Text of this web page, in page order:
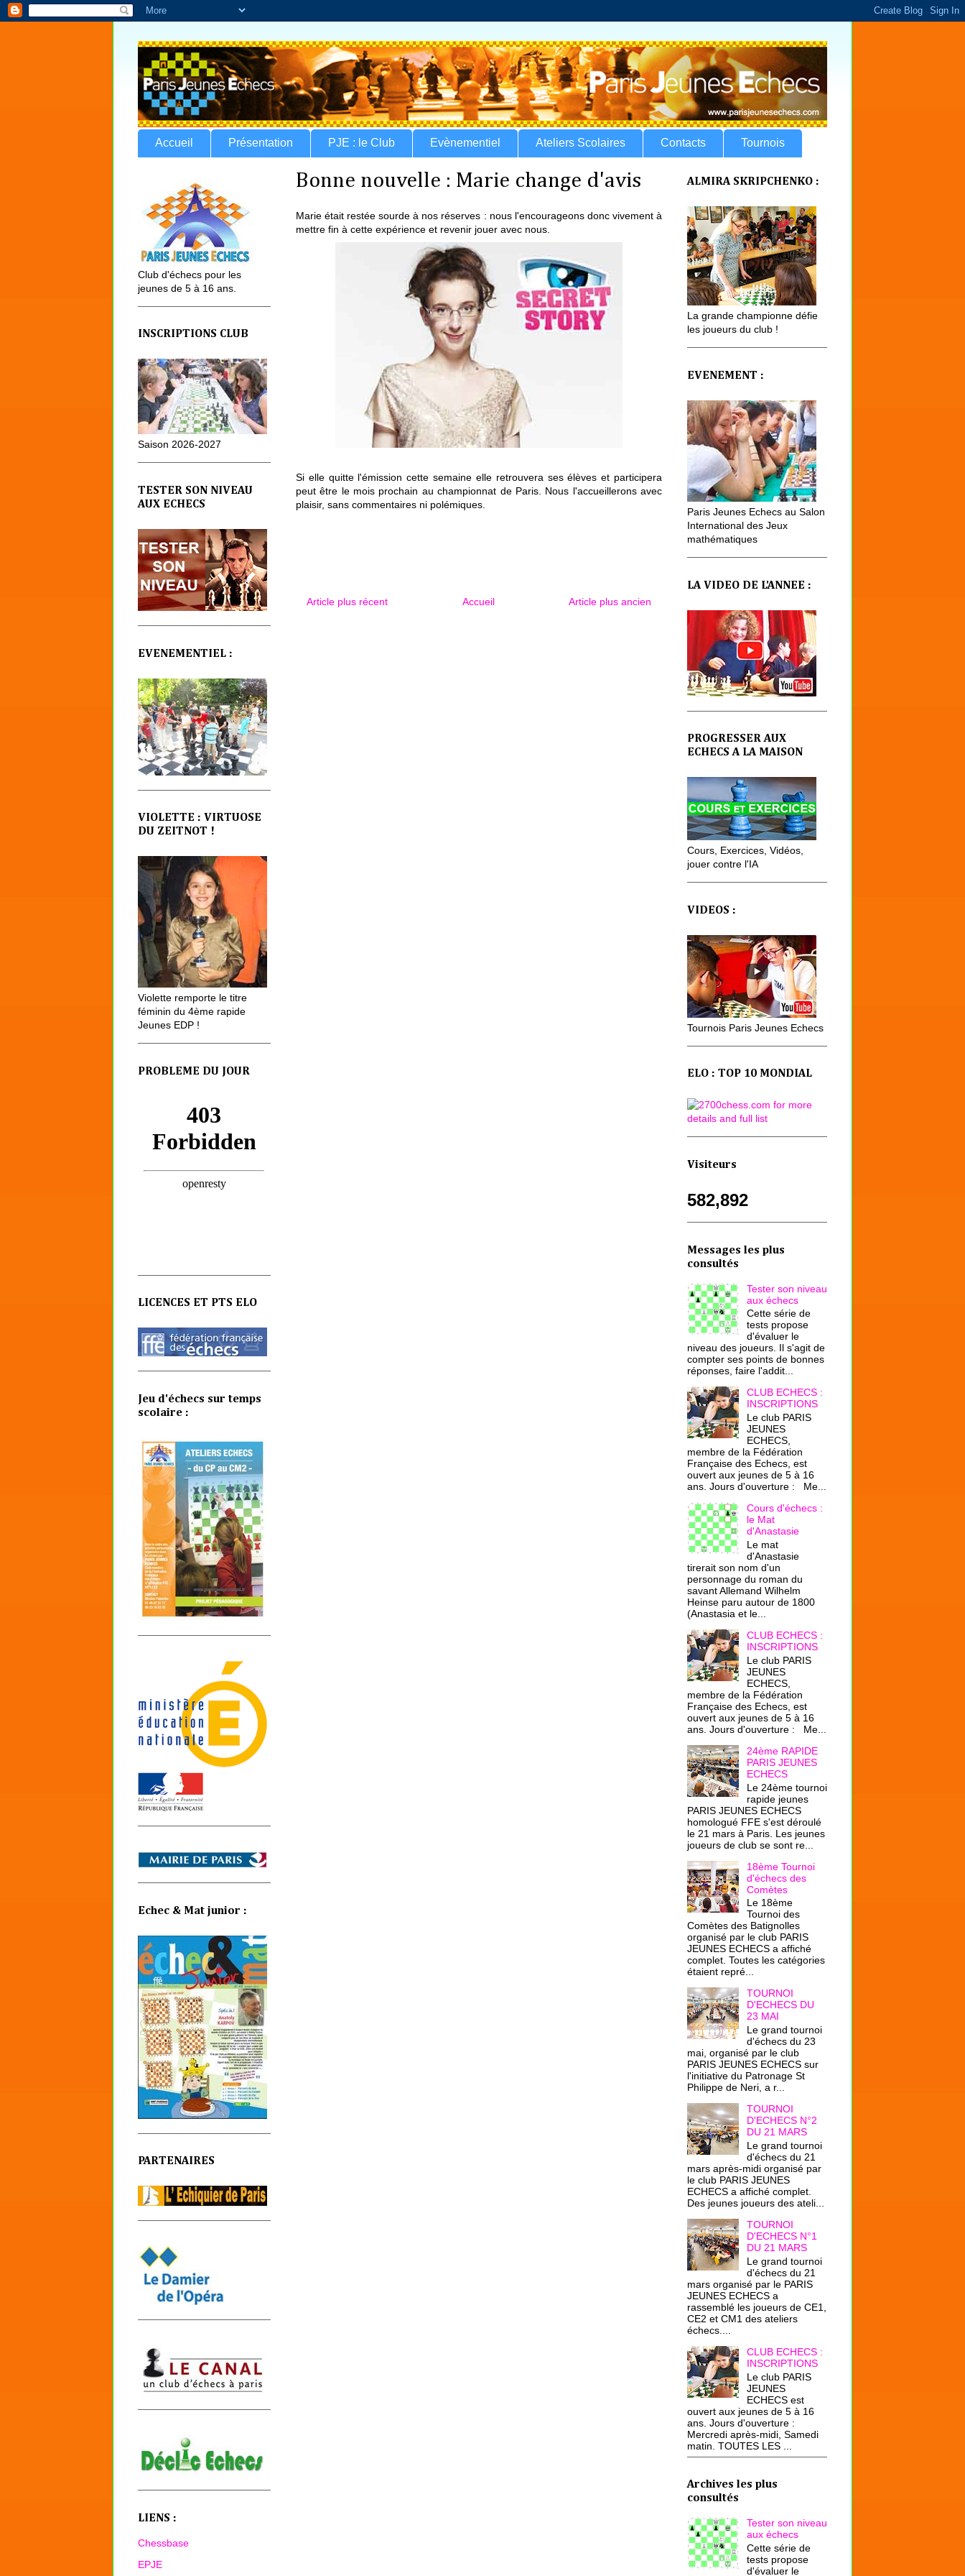
Accueil Présentation PJE : le Club Evènementiel Ateliers Scolaires Contacts Tournois
Bonne nouvelle : Marie change d'avis
Marie était restée sourde à nos réserves : nous l'encourageons donc vivement à
mettre fin à cette expérience et revenir jouer avec nous.
Si elle quitte l'émission cette semaine elle retrouvera ses élèves et participera
peut être le mois prochain au championnat de Paris. Nous l'accueillerons avec
plaisir, sans commentaires ni polémiques.
Article plus récent Article plus ancien
Accueil
Club d'échecs pour les
jeunes de 5 à 16 ans.
INSCRIPTIONS CLUB
Saison 2026-2027
TESTER SON NIVEAU
AUX ECHECS
EVENEMENTIEL :
VIOLETTE : VIRTUOSE
DU ZEITNOT !
Violette remporte le titre
féminin du 4ème rapide
Jeunes EDP !
PROBLEME DU JOUR
LICENCES ET PTS ELO
Jeu d'échecs sur temps
scolaire :
Echec & Mat junior :
PARTENAIRES
LIENS :
Chessbase
EPJE
ALMIRA SKRIPCHENKO :
La grande championne défie
les joueurs du club !
EVENEMENT :
Paris Jeunes Echecs au Salon
International des Jeux
mathématiques
LA VIDEO DE L'ANNEE :
PROGRESSER AUX
ECHECS A LA MAISON
Cours, Exercices, Vidéos,
jouer contre l'IA
VIDEOS :
Tournois Paris Jeunes Echecs
ELO : TOP 10 MONDIAL
Visiteurs
582,892
Messages les plus
consultés
Tester son niveau
aux échecs
Cette série de
tests propose
d'évaluer le
niveau des joueurs. Il s'agit de
compter ses points de bonnes
réponses, faire l'addit...
CLUB ECHECS :
INSCRIPTIONS
Le club PARIS
JEUNES
ECHECS,
membre de la Fédération
Française des Echecs, est
ouvert aux jeunes de 5 à 16
ans. Jours d'ouverture : Me...
Cours d'échecs :
le Mat
d'Anastasie
Le mat
d'Anastasie
tirerait son nom d'un
personnage du roman du
savant Allemand Wilhelm
Heinse paru autour de 1800
(Anastasia et le...
CLUB ECHECS :
INSCRIPTIONS
Le club PARIS
JEUNES
ECHECS,
membre de la Fédération
Française des Echecs, est
ouvert aux jeunes de 5 à 16
ans. Jours d'ouverture : Me...
24ème RAPIDE
PARIS JEUNES
ECHECS
Le 24ème tournoi
rapide jeunes
PARIS JEUNES ECHECS
homologué FFE s'est déroulé
le 21 mars à Paris. Les jeunes
joueurs de club se sont re...
18ème Tournoi
d'échecs des
Comètes
Le 18ème
Tournoi des
Comètes des Batignolles
organisé par le club PARIS
JEUNES ECHECS a affiché
complet. Toutes les catégories
étaient repré...
TOURNOI
D'ECHECS DU
23 MAI
Le grand tournoi
d'échecs du 23
mai, organisé par le club
PARIS JEUNES ECHECS sur
l'initiative du Patronage St
Philippe de Neri, a r...
TOURNOI
D'ECHECS N°2
DU 21 MARS
Le grand tournoi
d'échecs du 21
mars après-midi organisé par
le club PARIS JEUNES
ECHECS a affiché complet.
Des jeunes joueurs des ateli...
TOURNOI
D'ECHECS N°1
DU 21 MARS
Le grand tournoi
d'échecs du 21
mars organisé par le PARIS
JEUNES ECHECS a
rassemblé les joueurs de CE1,
CE2 et CM1 des ateliers
échecs....
CLUB ECHECS :
INSCRIPTIONS
Le club PARIS
JEUNES
ECHECS est
ouvert aux jeunes de 5 à 16
ans. Jours d'ouverture :
Mercredi après-midi, Samedi
matin. TOUTES LES ...
Archives les plus
consultés
Tester son niveau
aux échecs
Cette série de
tests propose
d'évaluer le